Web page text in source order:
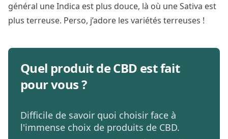
général une Indica est plus douce, là où une Sativa est
plus terreuse. Perso, j’adore les variétés terreuses !
Quel produit de CBD est fait
pour vous ?
Difficile de savoir quoi choisir face à
l'immense choix de produits de CBD.